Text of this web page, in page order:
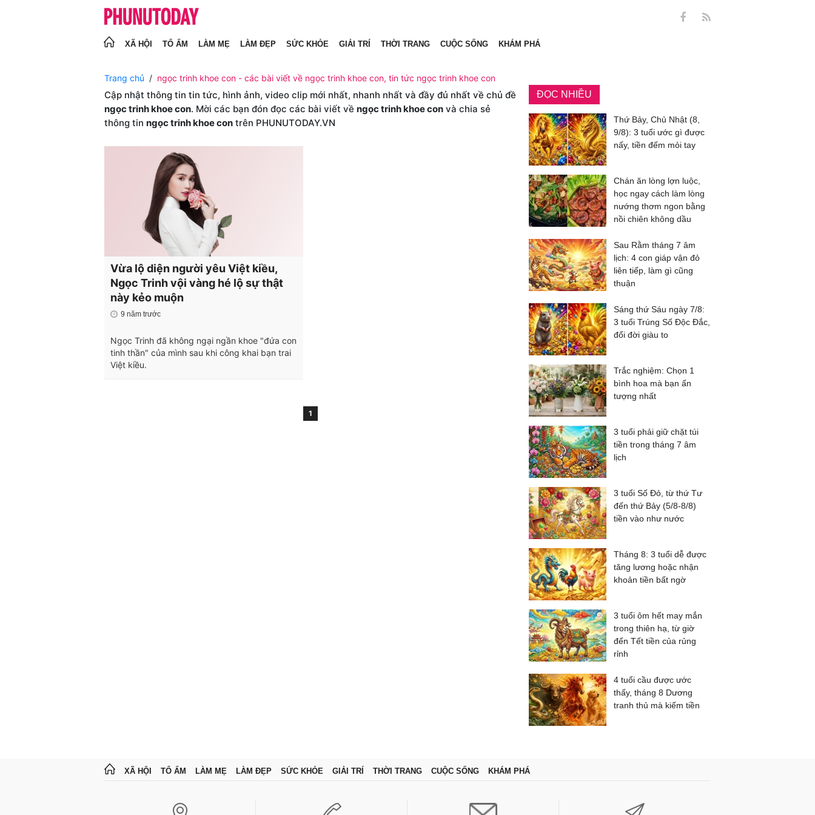
XÃ HỘI TỔ ẤM LÀM MẸ LÀM ĐẸP SỨC KHỎE GIẢI TRÍ THỜI TRANG CUỘC SỐNG KHÁM PHÁ
Trang chủ ngọc trinh khoe con - các bài viết về ngọc trinh khoe con, tin tức ngọc trinh khoe con
Cập nhật thông tin tin tức, hình ảnh, video clip mới nhất, nhanh nhất và đầy đủ nhất về chủ đề
ngọc trinh khoe con. Mời các bạn đón đọc các bài viết về ngọc trinh khoe con và chia sẻ
thông tin ngọc trinh khoe con trên PHUNUTODAY.VN
Vừa lộ diện người yêu Việt kiều,
Ngọc Trinh vội vàng hé lộ sự thật
này kẻo muộn
9 năm trước
Ngọc Trinh đã không ngại ngần khoe "đứa con
tinh thần" của mình sau khi công khai bạn trai
Việt kiều.
1
ĐỌC NHIỀU
Thứ Bảy, Chủ Nhật (8,
9/8): 3 tuổi ước gì được
nấy, tiền đếm mỏi tay
Chán ăn lòng lợn luộc,
học ngay cách làm lòng
nướng thơm ngon bằng
nồi chiên không dầu
Sau Rằm tháng 7 âm
lịch: 4 con giáp vận đỏ
liên tiếp, làm gì cũng
thuận
Sáng thứ Sáu ngày 7/8:
3 tuổi Trúng Số Độc Đắc,
đổi đời giàu to
Trắc nghiệm: Chọn 1
bình hoa mà bạn ấn
tượng nhất
3 tuổi phải giữ chặt túi
tiền trong tháng 7 âm
lịch
3 tuổi Số Đỏ, từ thứ Tư
đến thứ Bảy (5/8-8/8)
tiền vào như nước
Tháng 8: 3 tuổi dễ được
tăng lương hoặc nhận
khoản tiền bất ngờ
3 tuổi ôm hết may mắn
trong thiên hạ, từ giờ
đến Tết tiền của rủng
rỉnh
4 tuổi cầu được ước
thấy, tháng 8 Dương
tranh thủ mà kiếm tiền
XÃ HỘI TỔ ẤM LÀM MẸ LÀM ĐẸP SỨC KHỎE GIẢI TRÍ THỜI TRANG CUỘC SỐNG KHÁM PHÁ